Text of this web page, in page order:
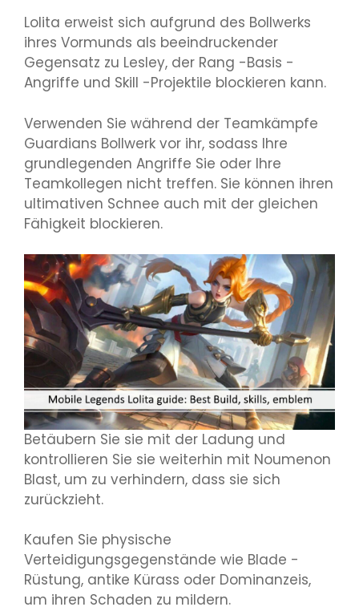
Lolita erweist sich aufgrund des Bollwerks
ihres Vormunds als beeindruckender
Gegensatz zu Lesley, der Rang -Basis -
Angriffe und Skill -Projektile blockieren kann.
Verwenden Sie während der Teamkämpfe
Guardians Bollwerk vor ihr, sodass Ihre
grundlegenden Angriffe Sie oder Ihre
Teamkollegen nicht treffen. Sie können ihren
ultimativen Schnee auch mit der gleichen
Fähigkeit blockieren.
Betäubern Sie sie mit der Ladung und
kontrollieren Sie sie weiterhin mit Noumenon
Blast, um zu verhindern, dass sie sich
zurückzieht.
Kaufen Sie physische
Verteidigungsgegenstände wie Blade -
Rüstung, antike Kürass oder Dominanzeis,
um ihren Schaden zu mildern.